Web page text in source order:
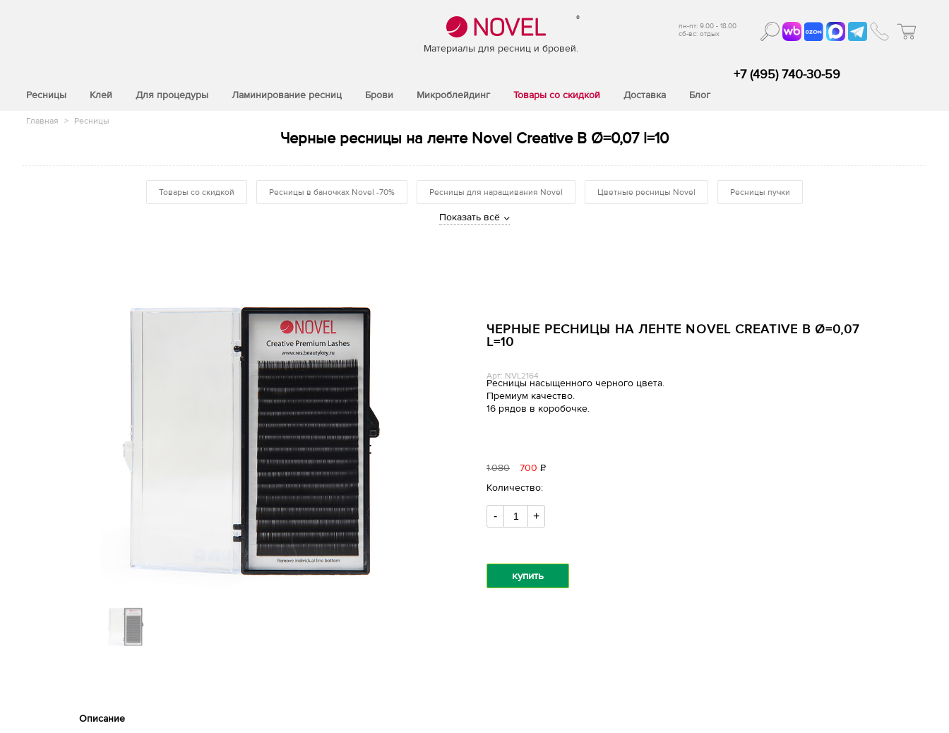
®
Материалы для ресниц и бровей.
пн-пт: 9.00 - 18.00
сб-вс: отдых
Ресницы Клей Для процедуры Ламинирование ресниц Брови Микроблейдинг Товары со скидкой Доставка Блог
+7 (495) 740-30-59
Главная > Ресницы
Черные ресницы на ленте Novel Creative B Ø=0,07 l=10
Товары со скидкой Ресницы в баночках Novel -70% Ресницы для наращивания Novel Цветные ресницы Novel Ресницы пучки
Показать всё
ЧЕРНЫЕ РЕСНИЦЫ НА ЛЕНТЕ NOVEL CREATIVE B Ø=0,07
L=10
Арт: NVL2164
Ресницы насыщенного черного цвета.
Премиум качество.
16 рядов в коробочке.
1080 700 Р
Количество:
- +
купить
Описание